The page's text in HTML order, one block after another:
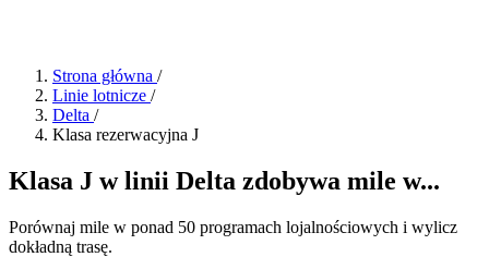
Strona główna /
Linie lotnicze /
Delta /
Klasa rezerwacyjna J
Klasa J w linii Delta zdobywa mile w...
Porównaj mile w ponad 50 programach lojalnościowych i wylicz
dokładną trasę.